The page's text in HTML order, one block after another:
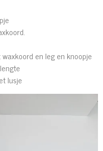
en leg en knoopje
lusje